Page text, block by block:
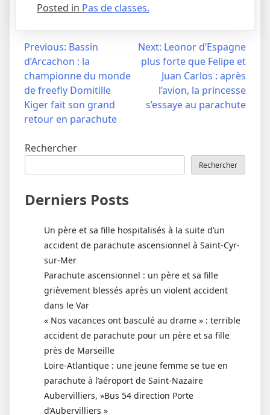
Posted in Pas de classes.
Navigation
l’article
Previous: Bassin
d’Arcachon : la
championne du monde
de freefly Domitille
Kiger fait son grand
retour en parachute
Next: Leonor d’Espagne
plus forte que Felipe et
Juan Carlos : après
l’avion, la princesse
s’essaye au parachute
Rechercher
Rechercher
Derniers Posts
Un père et sa fille hospitalisés à la suite d’un
accident de parachute ascensionnel à Saint-Cyr-
sur-Mer
Parachute ascensionnel : un père et sa fille
grièvement blessés après un violent accident
dans le Var
« Nos vacances ont basculé au drame » : terrible
accident de parachute pour un père et sa fille
près de Marseille
Loire-Atlantique : une jeune femme se tue en
parachute à l’aéroport de Saint-Nazaire
Aubervilliers, »Bus 54 direction Porte
d’Aubervilliers »